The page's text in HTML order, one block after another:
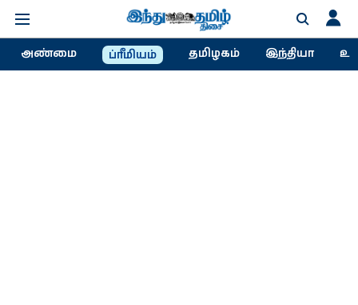
அண்மை ப்ரீமியம் தமிழகம் இந்தியா